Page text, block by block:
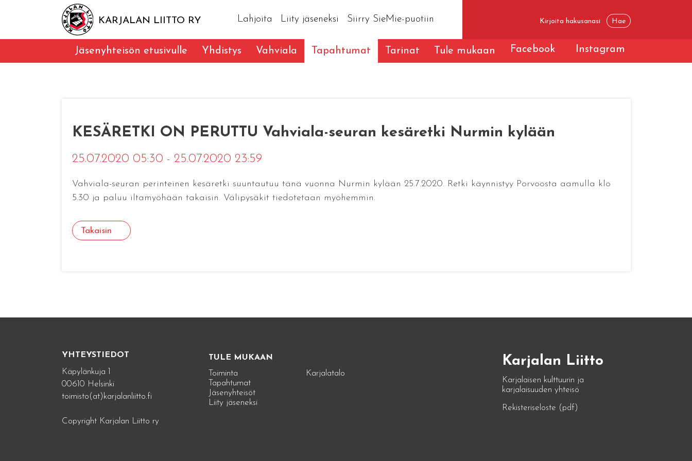
KARJALAN LIITTO RY Lahjoita Liity jäseneksi Siirry SieMie-puotiin
Jäsenyhteisön etusivulle Yhdistys Vahviala Tapahtumat Tarinat Tule mukaan Facebook Instagram
KESÄRETKI ON PERUTTU Vahviala-seuran kesäretki Nurmin kylään
25.07.2020 05:30 - 25.07.2020 23:59
Vahviala-seuran perinteinen kesäretki suuntautuu tänä vuonna Nurmin kylään 25.7.2020. Retki käynnistyy Porvoosta aamulla klo
5.30 ja paluu iltamyöhään takaisin. Välipysäkit tiedotetaan myöhemmin.
Takaisin
YHTEYSTIEDOT
Käpylänkuja 1
00610 Helsinki
toimisto(at)karjalanliitto.fi
Copyright Karjalan Liitto ry
TULE MUKAAN
Toiminta
Tapahtumat
Jäsenyhteisöt
Liity jäseneksi
Karjalatalo
Karjalan Liitto
Karjalaisen kulttuurin ja
karjalaisuuden yhteisö
Rekisteriseloste (pdf)